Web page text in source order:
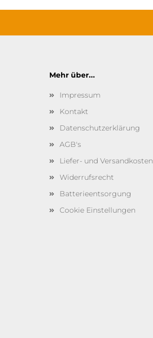
Mehr über...
Impressum
Kontakt
Datenschutzerklärung
AGB's
Liefer- und Versandkosten
Widerrufsrecht
Batterieentsorgung
Cookie Einstellungen